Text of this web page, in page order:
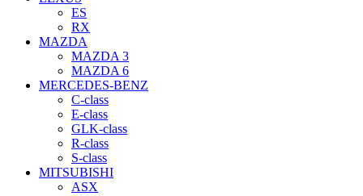
ES
RX
MAZDA
MAZDA 3
MAZDA 6
MERCEDES-BENZ
C-class
E-class
GLK-class
R-class
S-class
MITSUBISHI
ASX